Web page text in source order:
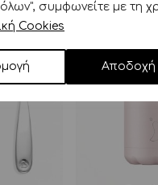
συμφωνείτε με τη
Cookies
Αποδοχή